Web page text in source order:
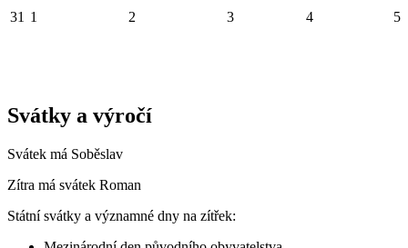
31 1 2 3 4 5
Svátky a výročí
Svátek má Soběslav
Zítra má svátek Roman
Státní svátky a významné dny na zítřek: